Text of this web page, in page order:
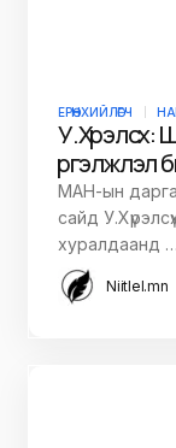
ЕРӨНХИЙЛӨГЧ
үргэлжлэл
МАН-ын
сайд
хуралдаанд …
Niitlel.mn